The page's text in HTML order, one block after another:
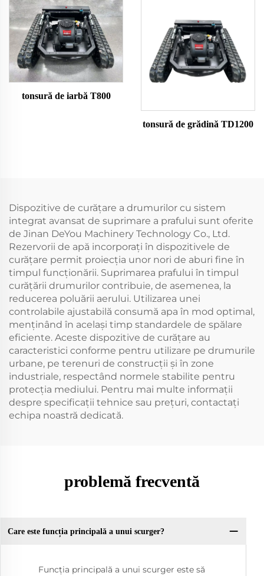
tonsură de iarbă T800
tonsură de grădină TD1200
Dispozitive de curățare a drumurilor cu sistem
integrat avansat de suprimare a prafului sunt oferite
de Jinan DeYou Machinery Technology Co., Ltd.
Rezervorii de apă incorporați în dispozitivele de
curățare permit proiecția unor nori de aburi fine în
timpul funcționării. Suprimarea prafului în timpul
curățării drumurilor contribuie, de asemenea, la
reducerea poluării aerului. Utilizarea unei
controlabile ajustabilă consumă apa în mod optimal,
menținând în același timp standardele de spălare
eficiente. Aceste dispozitive de curățare au
caracteristici conforme pentru utilizare pe drumurile
urbane, pe terenuri de construcții și în zone
industriale, respectând normele stabilite pentru
protecția mediului. Pentru mai multe informații
despre specificații tehnice sau prețuri, contactați
echipa noastră dedicată.
problemă frecventă
Care este funcția principală a unui scurger?
Funcția principală a unui scurger este să